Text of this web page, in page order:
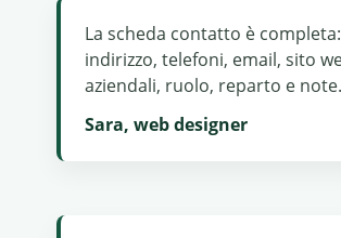
La scheda contatto è completa:
indirizzo, telefoni, email, sito
aziendali, ruolo, reparto e note.
Sara, web designer